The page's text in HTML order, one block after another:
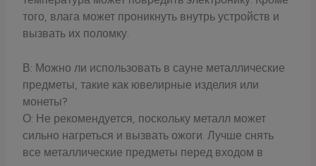
того, влага может проникнуть внутрь устройств и
вызвать их поломку.
В: Можно ли использовать в сауне металлические
предметы, такие как ювелирные изделия или
монеты?
О: Не рекомендуется, поскольку металл может
сильно нагреться и вызвать ожоги. Лучше снять
все металлические предметы перед входом в